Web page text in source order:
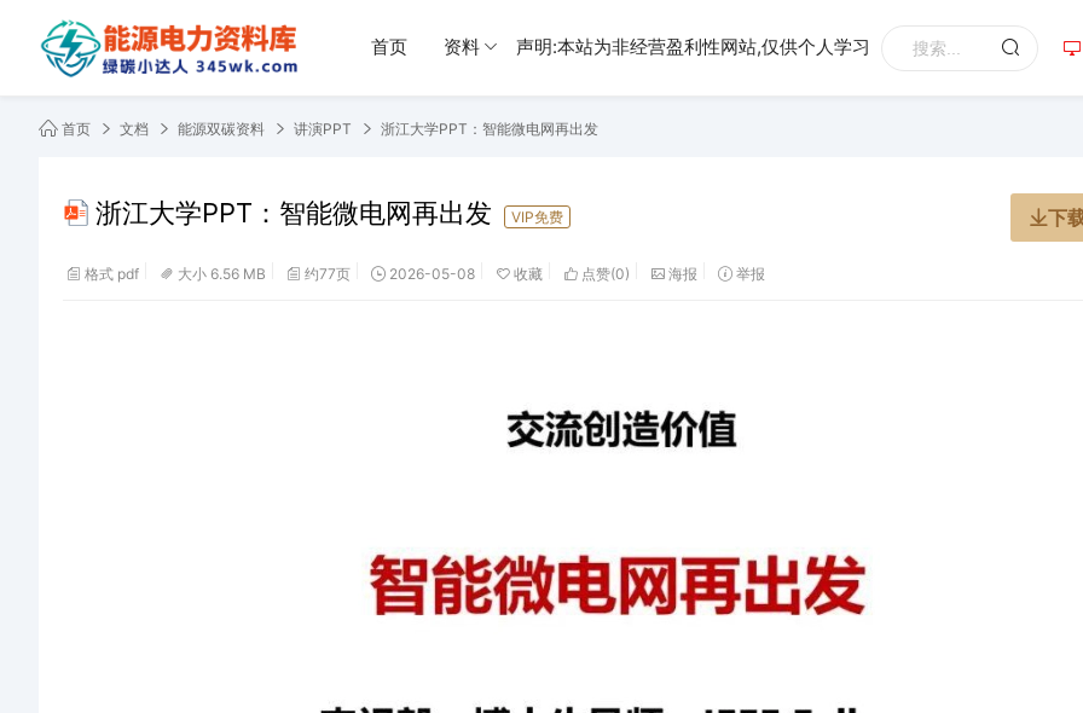
首页 资料 声明:本站为非经营盈利性网站,仅供个人学习
首页 文档 能源双碳资料 讲演PPT 浙江大学PPT：智能微电网再出发
浙江大学PPT：智能微电网再出发 VIP免费 下
格式 pdf 大小 6.56 MB 约77页 2026-05-08 收藏 点赞(0) 海报 举报